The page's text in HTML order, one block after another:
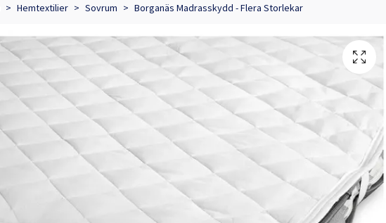
Hemtextilier Sovrum Borganäs Madrasskydd - Flera Storlekar